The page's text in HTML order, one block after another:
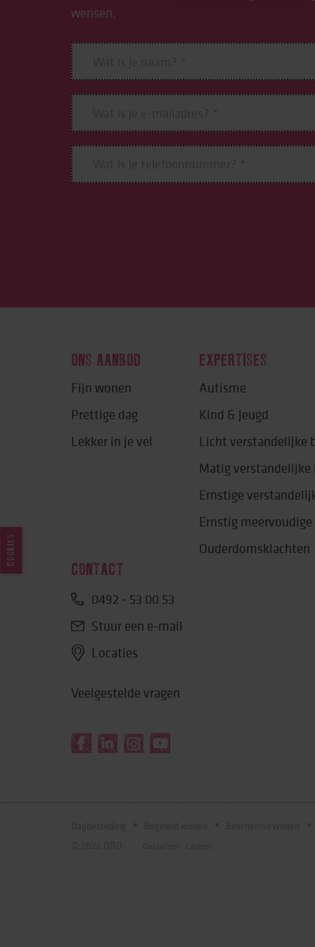
wensen.
ONS AANBOD
Fijn wonen
Prettige dag
Lekker in je vel
EXPERTISES
Autisme
Kind & Jeugd
Licht verstandelijke
Matig verstandelijke
Ernstige
Ernstig
Ouderdomsklachten
CONTACT
0492 - 53 00 53
Stuur een e-mail
Locaties
Veelgestelde vragen
COOKIES